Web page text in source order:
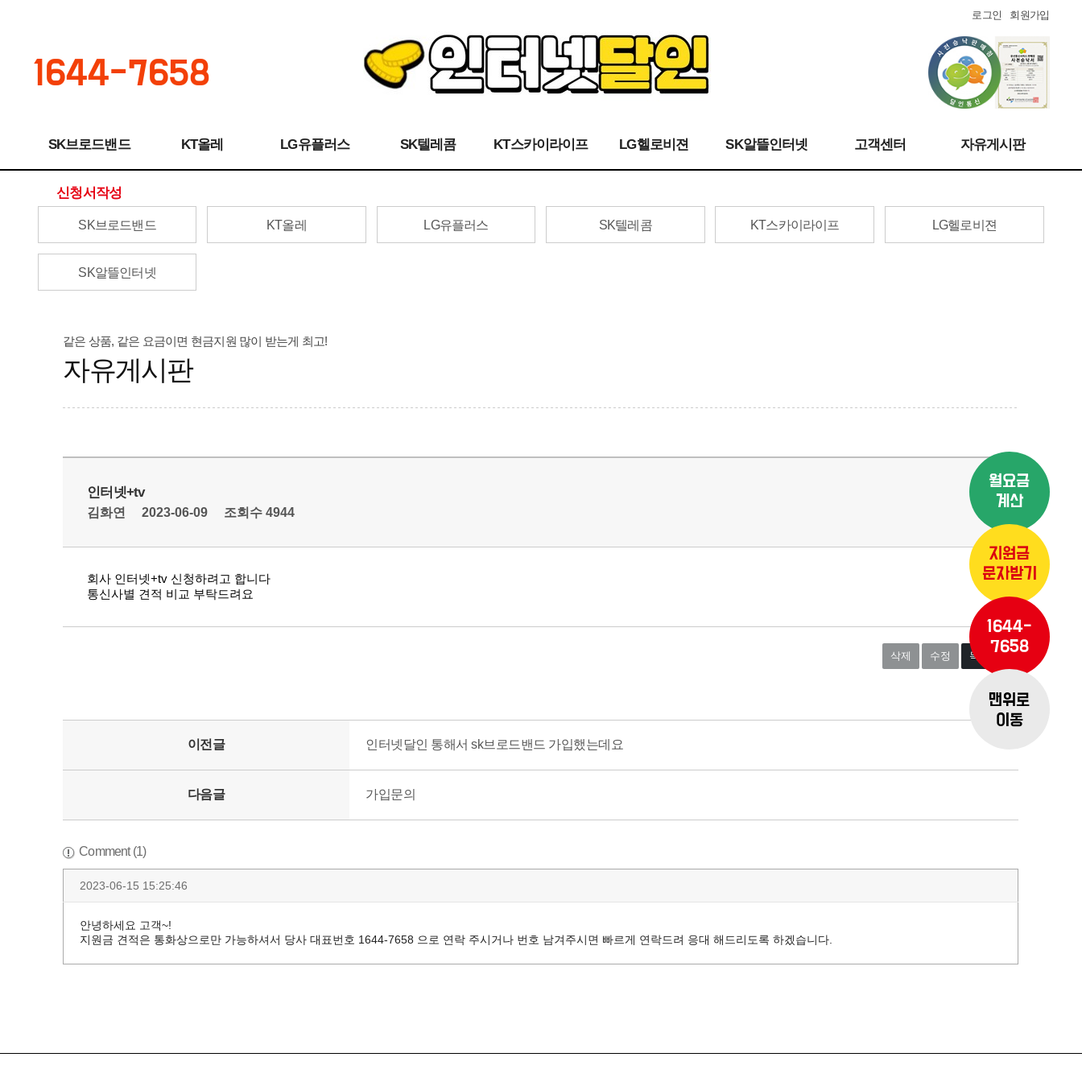
SK브로드밴드 KT올레 LG유플러스 SK텔레콤 KT스카이라이프 LG헬로비젼 SK알뜰인터넷 고객센터 자유게시판
신청서작성
로그인 회원가입
1644-7658
SK브로드밴드 KT올레 LG유플러스 SK텔레콤 KT스카이라이프 LG헬로비젼
SK알뜰인터넷
같은 상품, 같은 요금이면 현금지원 많이 받는게 최고!
자유게시판
인터넷+tv
김화연 2023-06-09 조회수 4944
회사 인터넷+tv 신청하려고 합니다
통신사별 견적 비교 부탁드려요
삭제 수정 목록보기
이전글 인터넷달인 통해서 sk브로드밴드 가입했는데요
다음글 가입문의
Comment (1)
2023-06-15 15:25:46
안녕하세요 고객~!
지원금 견적은 통화상으로만 가능하셔서 당사 대표번호 1644-7658 으로 연락 주시거나 번호 남겨주시면 빠르게 연락드려 응대 해드리도록 하겠습니다.
월요금
계산
지원금
문자받기
1644-
7658
맨위로
이동